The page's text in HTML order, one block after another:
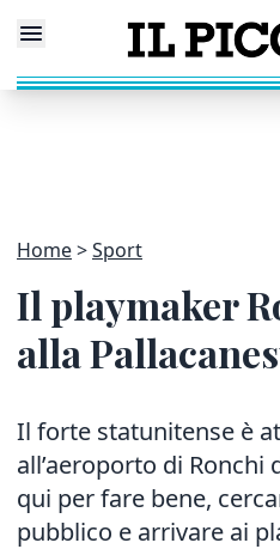
Home Sport
Il playmaker
alla
Il forte statunitense è
all’aeroporto di Ronchi
qui per fare bene,
pubblico e arrivare ai